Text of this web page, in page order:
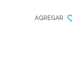
AGREGAR